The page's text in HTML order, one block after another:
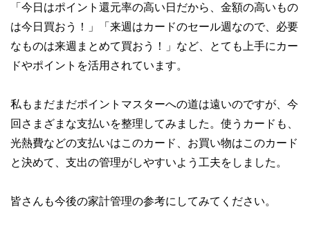
「今日はポイント還元率の高い日だから、金額の高いもの
は今日買おう！」「来週はカードのセール週なので、必要
なものは来週まとめて買おう！」など、とても上手にカー
ドやポイントを活用されています。
私もまだまだポイントマスターへの道は遠いのですが、今
回さまざまな支払いを整理してみました。使うカードも、
光熱費などの支払いはこのカード、お買い物はこのカード
と決めて、支出の管理がしやすいよう工夫をしました。
皆さんも今後の家計管理の参考にしてみてください。